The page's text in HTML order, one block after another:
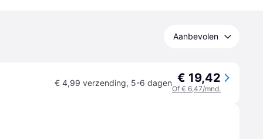
Aanbevolen
€ 4,99 verzending, 5-6 dagen € 19,42
Of € 6,47/mnd.